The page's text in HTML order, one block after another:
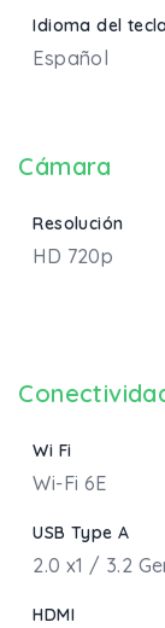
Idioma del
Español
Cámara
Resolución
HD 720p
Wi Fi
Wi-Fi 6E
USB Type A
2.0 x1 / 3.2
HDMI